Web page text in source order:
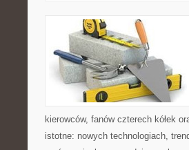
kierowców, fanów czterech kółek
istotne: nowych technologiach,